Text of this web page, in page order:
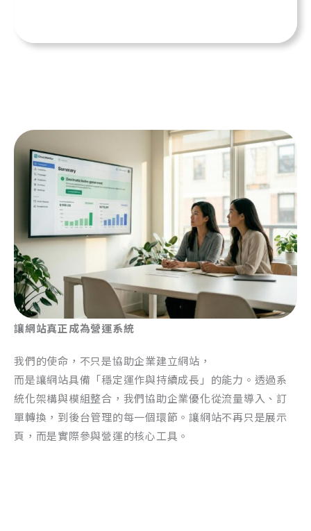
讓網站真正成為營運系統
我們的使命，不只是協助企業建立網站，
而是讓網站具備「穩定運作與持續成長」的能力。透過系
統化架構與模組整合，我們協助企業優化從流量導入、訂
單轉換，到後台管理的每一個環節。讓網站不再只是展示
頁，而是實際參與營運的核心工具。